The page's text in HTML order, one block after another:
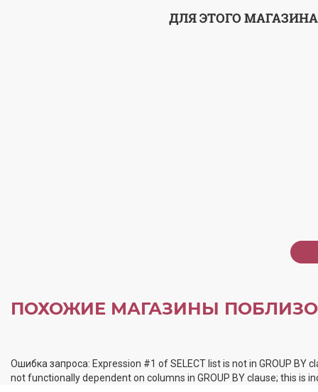
ДЛЯ ЭТОГО
ПОХОЖИЕ МАГАЗИНЫ
Ошибка запроса: Expression #1 of SELECT list is not in GROUP
not functionally dependent on columns in GROUP BY clause; this is